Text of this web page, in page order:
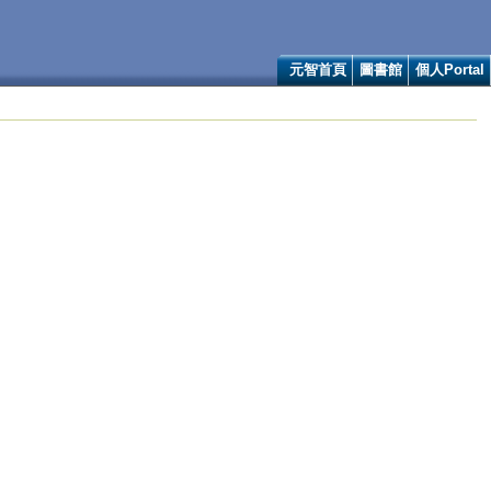
元智首頁 圖書館 個人Portal